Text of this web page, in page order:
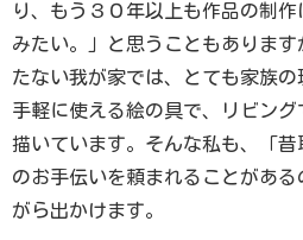
り、もう３０年以上も作品の制
みたい。」と思うこともありま
たない我が家では、とても家族の
手軽に使える絵の具で、リビン
描いています。そんな私も、「
のお手伝いを頼まれることがあ
がら出かけます。